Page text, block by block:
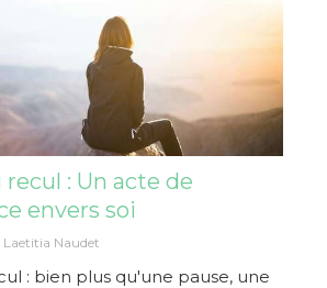
: Un acte de
envers soi
Laetitia Naudet
: bien plus qu'une pause, une